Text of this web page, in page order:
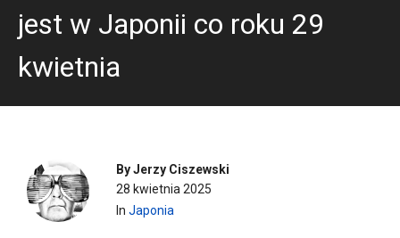
jest w Japonii co roku 29
kwietnia
ByJerzy Ciszewski
28 kwietnia 2025
In Japonia